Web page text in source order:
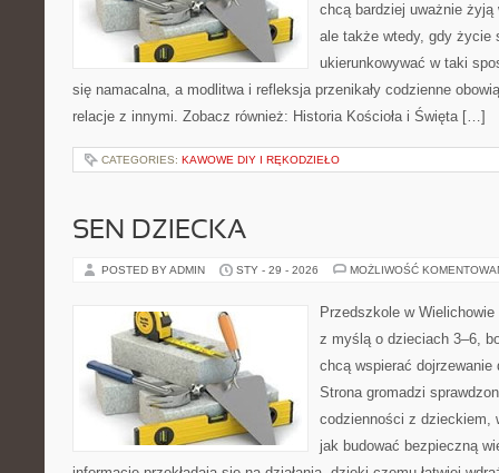
chcą bardziej uważnie
ale także wtedy, gdy życie
ukierunkowywać w taki
się namacalna, a modlitwa i refleksja przenikały codzienne
relacje z innymi. Zobacz również: Historia Kościoła i Święta […]
CATEGORIES: KAWOWE DIY I RĘKODZIEŁO
SEN DZIECKA
POSTED BY ADMIN STY - 29 - 2026 MOŻLIWOŚĆ
Przedszkole w
z myślą o dzieciach 3–6,
chcą wspierać
Strona gromadzi
codzienności z dzieckiem,
jak budować bezpieczną